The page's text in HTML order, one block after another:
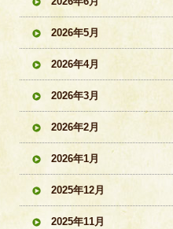
2026年5月
2026年4月
2026年3月
2026年2月
2026年1月
2025年12月
2025年11月